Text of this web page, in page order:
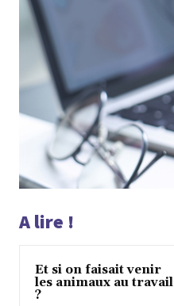
A lire !
Et si on faisait venir
les animaux au travail
?